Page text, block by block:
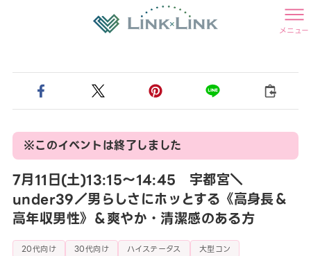
メニュー
※このイベントは終了しました
7月11日(土)13:15〜14:45 宇都宮＼
under39／男らしさにホッとする《高身長＆
高年収男性》＆爽やか・清潔感のある方
20代向け 30代向け ハイステータス 大型コン